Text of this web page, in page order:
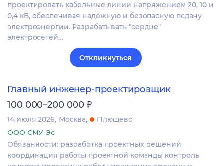
проектировать кабельные линии напряжением 20, 10 и
0,4 кВ, обеспечивая надёжную и безопасную подачу
электроэнергии. Разрабатывать "сердце"
электросетей…
Откликнуться
Главный инженер-проектировщик
100 000–200 000 ₽
14 июля 2026 Москва
Плющево
ООО СМУ-Эс
Обязанности: разработка проектных решений
координация работы проектной команды контроль